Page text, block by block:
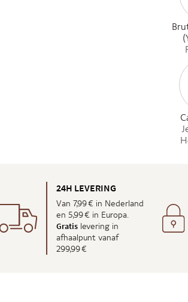
24H LEVERING
Van 7,99 € in Nederland
en 5,99 € in Europa.
Gratis levering in
afhaalpunt vanaf
299,99 €